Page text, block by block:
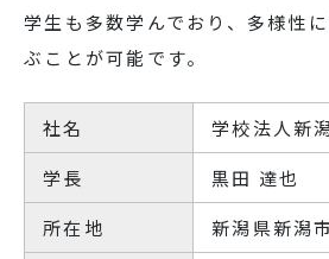
学生も多数学んでおり、多様性
ぶことが可能です。
社名
学校法人新
学長
黒田 達也
所在地
新潟県新潟